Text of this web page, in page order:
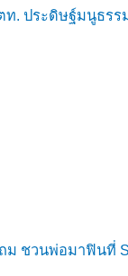
ท. ประดิษฐ์มนูธรร
ชวนพ่อมาฟินที่